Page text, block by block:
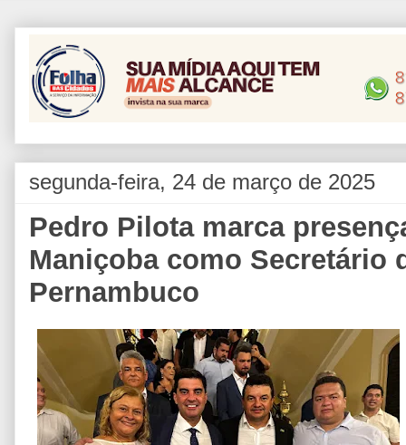
segunda-feira, 24 de março de 2025
Pedro Pilota marca
Maniçoba como Secretário
Pernambuco